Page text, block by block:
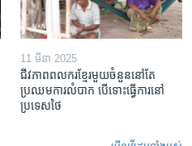
11 មីនា 2025
ជីវភាពពលករខ្មែរមួយចំនួននៅតែ
ប្រឈមការលំបាក បើទោះធ្វើការនៅ
ប្រទេសថៃ